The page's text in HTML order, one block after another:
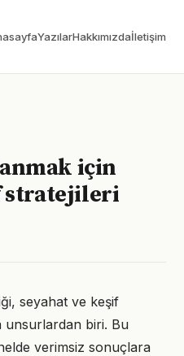
YazılarHakkımızdaİletişim
için
stratejileri
seyahat ve keşif
unsurlardan biri. Bu
verimsiz sonuçlara